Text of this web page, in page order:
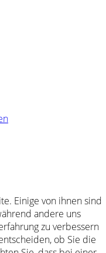
Einige von ihnen sind
andere uns
zu verbessern
ob Sie die